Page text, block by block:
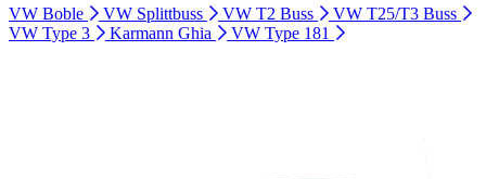
VW Boble
VW Splittbuss VW T2 Buss
VW T25/T3 Buss
VW Type 3
Karmann Ghia VW Type 181